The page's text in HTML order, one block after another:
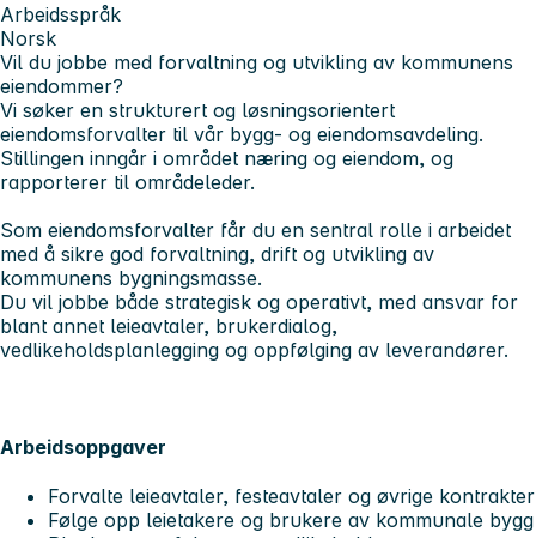
Arbeidsspråk
Norsk
Vil du jobbe med forvaltning og utvikling av kommunens
eiendommer?
Vi søker en strukturert og løsningsorientert
eiendomsforvalter til vår bygg- og eiendomsavdeling.
Stillingen inngår i området næring og eiendom, og
rapporterer til områdeleder.
Som eiendomsforvalter får du en sentral rolle i arbeidet
med å sikre god forvaltning, drift og utvikling av
kommunens bygningsmasse.
Du vil jobbe både strategisk og operativt, med ansvar for
blant annet leieavtaler, brukerdialog,
vedlikeholdsplanlegging og oppfølging av leverandører.
Arbeidsoppgaver
Forvalte leieavtaler, festeavtaler og øvrige kontrakter
Følge opp leietakere og brukere av kommunale bygg